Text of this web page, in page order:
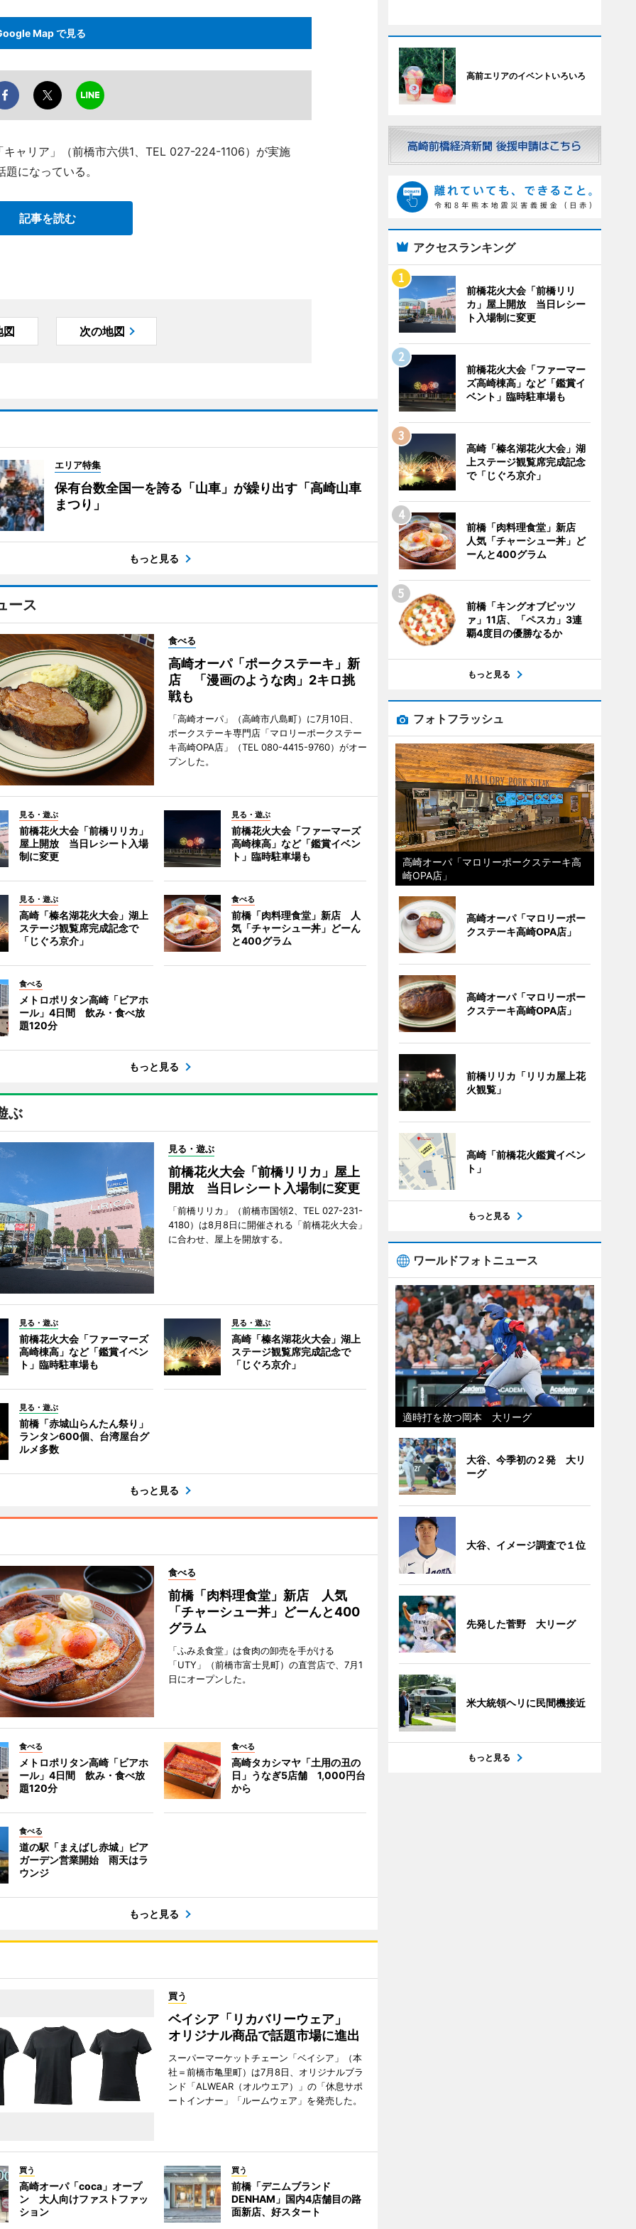
Map で見る
ャリア」（前橋市六供1、TEL 027-224-1106）が実施
になっている。
記事を読む
図 次の地図
エリア特集
保有台数全国一を誇る「山車」が繰り出す「高崎山車
まつり」
もっと見る
ース
食べる
高崎オーパ「ポークステーキ」新
店 「漫画のような肉」2キロ挑
戦も
「高崎オーパ」（高崎市八島町）に7月10日、
ポークステーキ専門店「マロリーポークステー
キ高崎OPA店」（TEL 080-4415-9760）がオー
プンした。
見る・遊ぶ
前橋花火大会「前橋リリカ」
屋上開放 当日レシート入場
制に変更
見る・遊ぶ
前橋花火大会「ファーマーズ
高崎棟高」など「鑑賞イベン
ト」臨時駐車場も
見る・遊ぶ
高崎「榛名湖花火大会」湖上
ステージ観覧席完成記念で
「じぐろ京介」
食べる
前橋「肉料理食堂」新店 人
気「チャーシュー丼」どーん
と400グラム
食べる
メトロポリタン高崎「ビアホ
ール」4日間 飲み・食べ放
題120分
もっと見る
ぶ
見る・遊ぶ
前橋花火大会「前橋リリカ」屋上
開放 当日レシート入場制に変更
「前橋リリカ」（前橋市国領2、TEL 027-231-
4180）は8月8日に開催される「前橋花火大会」
に合わせ、屋上を開放する。
見る・遊ぶ
前橋花火大会「ファーマーズ
高崎棟高」など「鑑賞イベン
ト」臨時駐車場も
見る・遊ぶ
高崎「榛名湖花火大会」湖上
ステージ観覧席完成記念で
「じぐろ京介」
見る・遊ぶ
前橋「赤城山らんたん祭り」
ランタン600個、台湾屋台グ
ルメ多数
もっと見る
食べる
前橋「肉料理食堂」新店 人気
「チャーシュー丼」どーんと400
グラム
「ふみゑ食堂」は食肉の卸売を手がける
「UTY」（前橋市富士見町）の直営店で、7月1
日にオープンした。
食べる
メトロポリタン高崎「ビアホ
ール」4日間 飲み・食べ放
題120分
食べる
高崎タカシマヤ「土用の丑の
日」うなぎ5店舗 1,000円台
から
食べる
道の駅「まえばし赤城」ビア
ガーデン営業開始 雨天はラ
ウンジ
もっと見る
買う
ベイシア「リカバリーウェア」
オリジナル商品で話題市場に進出
スーパーマーケットチェーン「ベイシア」（本
社＝前橋市亀里町）は7月8日、オリジナルブラ
ンド「ALWEAR（オルウエア）」の「休息サポ
ートインナー」「ルームウェア」を発売した。
買う
高崎オーパ「coca」オープ
ン 大人向けファストファッ
ション
買う
前橋「デニムブランド
DENHAM」国内4店舗目の路
面新店、好スタート
高前エリアのイベントいろいろ
アクセスランキング
前橋花火大会「前橋リリ
カ」屋上開放 当日レシー
ト入場制に変更
前橋花火大会「ファーマー
ズ高崎棟高」など「鑑賞イ
ベント」臨時駐車場も
高崎「榛名湖花火大会」湖
上ステージ観覧席完成記念
で「じぐろ京介」
前橋「肉料理食堂」新店
人気「チャーシュー丼」ど
ーんと400グラム
前橋「キングオブピッツ
ァ」11店、「ペスカ」3連
覇4度目の優勝なるか
もっと見る
フォトフラッシュ
高崎オーパ「マロリーポークステーキ高
崎OPA店」
高崎オーパ「マロリーポー
クステーキ高崎OPA店」
高崎オーパ「マロリーポー
クステーキ高崎OPA店」
前橋リリカ「リリカ屋上花
火観覧」
高崎「前橋花火鑑賞イベン
ト」
もっと見る
ワールドフォトニュース
適時打を放つ岡本 大リーグ
大谷、今季初の２発 大リ
ーグ
大谷、イメージ調査で１位
先発した菅野 大リーグ
米大統領ヘリに民間機接近
もっと見る